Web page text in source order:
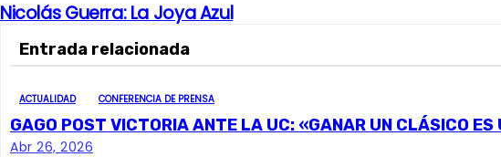
N
a
e
Nicolás Guerra: La Joya Azul
Entrada relacionada
ACTUALIDAD CONFERENCIA DE PRENSA
GAGO POST VICTORIA ANTE LA UC: «GANAR UN CLÁSICO ES
Abr 26, 2026